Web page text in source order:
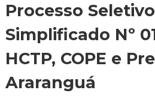
Processo Seletivo
Simplificado Nº
HCTP, COPE e
Araranguá